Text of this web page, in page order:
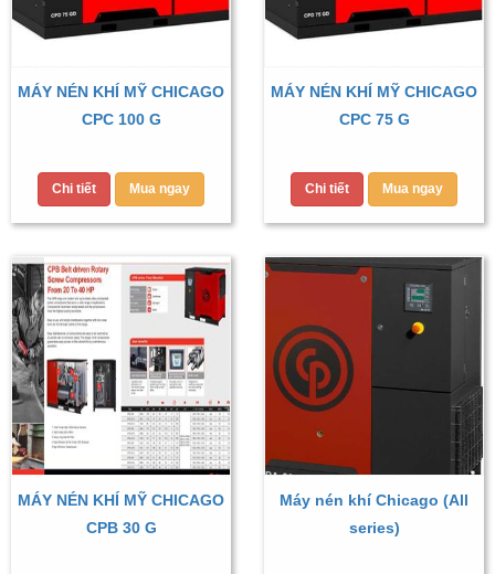
MÁY NÉN KHÍ MỸ CHICAGO
CPC 100 G
Chi tiết Mua ngay
MÁY NÉN KHÍ MỸ CHICAGO
CPC 75 G
Chi tiết Mua ngay
MÁY NÉN KHÍ MỸ CHICAGO
CPB 30 G
Máy nén khí Chicago (All
series)